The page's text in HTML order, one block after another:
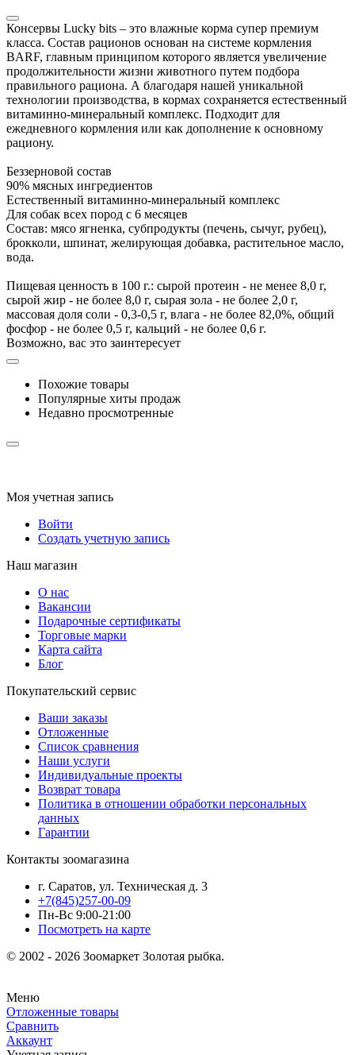
Консервы Lucky bits – это влажные корма супер премиум
класса. Состав рационов основан на системе кормления
BARF, главным принципом которого является увеличение
продолжительности жизни животного путем подбора
правильного рациона. А благодаря нашей уникальной
технологии производства, в кормах сохраняется естественный
витаминно-минеральный комплекс. Подходит для
ежедневного кормления или как дополнение к основному
рациону.
Беззерновой состав
90% мясных ингредиентов
Естественный витаминно-минеральный комплекс
Для собак всех пород с 6 месяцев
Состав: мясо ягненка, субпродукты (печень, сычуг, рубец),
брокколи, шпинат, желирующая добавка, растительное масло,
вода.
Пищевая ценность в 100 г.: сырой протеин - не менее 8,0 г,
сырой жир - не более 8,0 г, сырая зола - не более 2,0 г,
массовая доля соли - 0,3-0,5 г, влага - не более 82,0%, общий
фосфор - не более 0,5 г, кальций - не более 0,6 г.
Возможно, вас это заинтересует
Похожие товары
Популярные хиты продаж
Недавно просмотренные
Моя учетная запись
Войти
Создать учетную запись
Наш магазин
О нас
Вакансии
Подарочные сертификаты
Торговые марки
Карта сайта
Блог
Покупательский сервис
Ваши заказы
Отложенные
Список сравнения
Наши услуги
Индивидуальные проекты
Возврат товара
Политика в отношении обработки персональных
данных
Гарантии
Контакты зоомагазина
г. Саратов, ул. Техническая д. 3
+7(845)257-00-09
Пн-Вс 9:00-21:00
Посмотреть на карте
© 2002 - 2026 Зоомаркет Золотая рыбка.
Меню
Отложенные товары
Сравнить
Аккаунт